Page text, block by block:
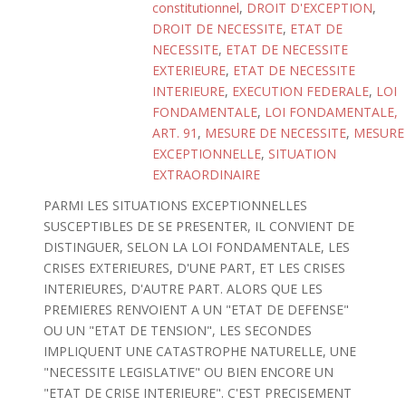
constitutionnel, DROIT D'EXCEPTION,
DROIT DE NECESSITE, ETAT DE
NECESSITE, ETAT DE NECESSITE
EXTERIEURE, ETAT DE NECESSITE
INTERIEURE, EXECUTION FEDERALE, LOI
FONDAMENTALE, LOI FONDAMENTALE,
ART. 91 , MESURE DE NECESSITE, MESURE
EXCEPTIONNELLE, SITUATION
EXTRAORDINAIRE
PARMI LES SITUATIONS EXCEPTIONNELLES
SUSCEPTIBLES DE SE PRESENTER, IL CONVIENT DE
DISTINGUER, SELON LA LOI FONDAMENTALE, LES
CRISES EXTERIEURES, D'UNE PART, ET LES CRISES
INTERIEURES, D'AUTRE PART. ALORS QUE LES
PREMIERES RENVOIENT A UN "ETAT DE DEFENSE"
OU UN "ETAT DE TENSION", LES SECONDES
IMPLIQUENT UNE CATASTROPHE NATURELLE, UNE
"NECESSITE LEGISLATIVE" OU BIEN ENCORE UN
"ETAT DE CRISE INTERIEURE". C'EST PRECISEMENT